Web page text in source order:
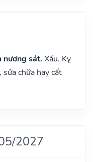
nương sát. Xấu. Kỵ
chữa hay cất
2027